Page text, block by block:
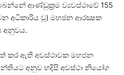
ආණ්ඩුක්‍රම ව්‍යවස්ථාවේ 155
අධිකාරිය වූ) මහජන ආරක්‍ෂක
අනුවය.
කර ඇති අවස්ථාවක මහජන
අනුව හදිසි අවස්ථා නියෝග